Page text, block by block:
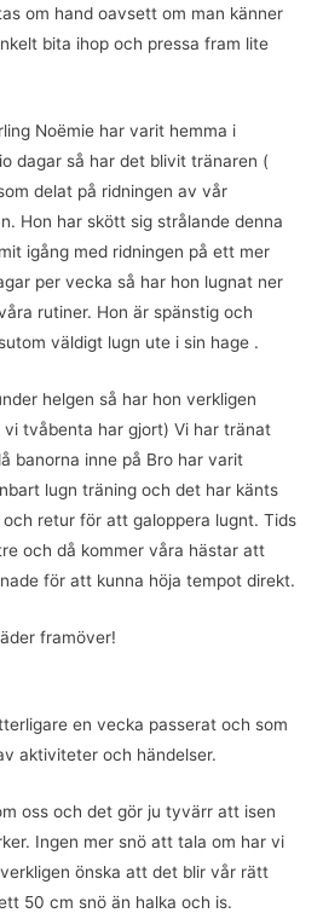
om hand oavsett om man känner
bita ihop och pressa fram lite
Noëmie har varit hemma i
dagar så har det blivit tränaren (
delat på ridningen av vår
Hon har skött sig strålande denna
igång med ridningen på ett mer
per vecka så har hon lugnat ner
rutiner. Hon är spänstig och
väldigt lugn ute i sin hage .
helgen så har hon verkligen
vi tvåbenta har gjort) Vi har tränat
banorna inne på Bro har varit
lugn träning och det har känts
retur för att galoppera lugnt. Tids
och då kommer våra hästar att
för att kunna höja tempot direkt.
framöver!
en vecka passerat och som
aktiviteter och händelser.
oss och det gör ju tyvärr att isen
Ingen mer snö att tala om har vi
önska att det blir vår rätt
50 cm snö än halka och is.